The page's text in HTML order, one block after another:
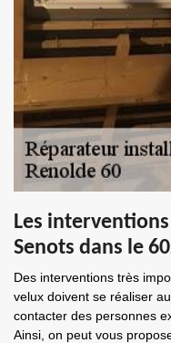
Les
Senots dans le
Des interventions très
velux doivent se réaliser
contacter des personnes
Ainsi, on peut vous